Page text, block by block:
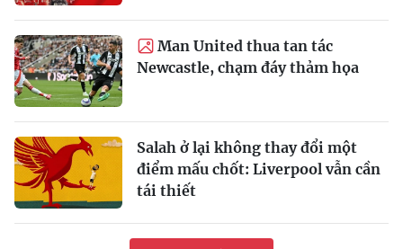
Man United thua tan tác
Newcastle, chạm đáy thảm họa
Salah ở lại không thay đổi một
điểm mấu chốt: Liverpool vẫn cần
tái thiết